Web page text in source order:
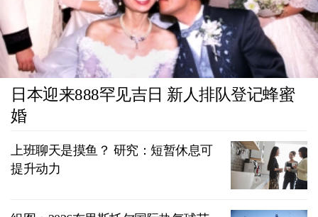
日本迎来888罕见吉日 新人排队登记蜂蜜
婚
上班聊天是摸鱼？ 研究：短暂休息可
提升动力